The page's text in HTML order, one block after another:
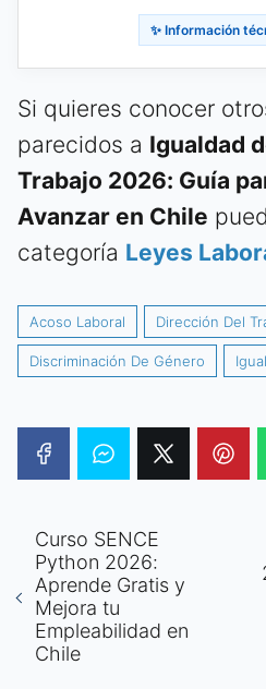
✨ Información
Si quieres conocer
parecidos a Igualdad
Trabajo 2026: Guía
Avanzar en Chile
categoría Leyes
Acoso Laboral Dirección Del
Discriminación De Género
Curso SENCE
Python 2026:
Aprende Gratis y
Mejora tu
Empleabilidad en
Chile